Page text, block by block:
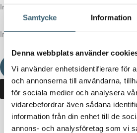
Samtycke Information
Denna webbplats använder
Vi använder enhetsidentifierare för
och annonserna till användarna,
för sociala medier och analysera
vidarebefordrar även sådana
information från din enhet till de
annons- och analysföretag som vi
Inga produkter i varukorgen.
Inga produkter i varukorgen.
Fortsätt handla
Hem/Butik/ Produkter märkta ”Bsmart”